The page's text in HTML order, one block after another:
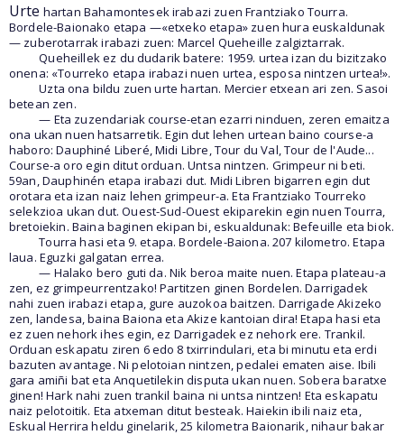
Urte hartan Bahamontesek irabazi zuen Frantziako Tourra.
Bordele-Baionako etapa —«etxeko etapa» zuen hura euskaldunak
— zuberotarrak irabazi zuen: Marcel Queheille zalgiztarrak.
Queheillek ez du dudarik batere: 1959. urtea izan du bizitzako
onena: «Tourreko etapa irabazi nuen urtea, esposa nintzen urtea!».
Uzta ona bildu zuen urte hartan. Mercier etxean ari zen. Sasoi
betean zen.
— Eta zuzendariak course-etan ezarri ninduen, zeren emaitza
ona ukan nuen hatsarretik. Egin dut lehen urtean baino course-a
haboro: Dauphiné Liberé, Midi Libre, Tour du Val, Tour de l'Aude...
Course-a oro egin ditut orduan. Untsa nintzen. Grimpeur ni beti.
59an, Dauphinén etapa irabazi dut. Midi Libren bigarren egin dut
orotara eta izan naiz lehen grimpeur-a. Eta Frantziako Tourreko
selekzioa ukan dut. Ouest-Sud-Ouest ekiparekin egin nuen Tourra,
bretoiekin. Baina baginen ekipan bi, eskualdunak: Befeuille eta biok.
Tourra hasi eta 9. etapa. Bordele-Baiona. 207 kilometro. Etapa
laua. Eguzki galgatan errea.
— Halako bero guti da. Nik beroa maite nuen. Etapa plateau-a
zen, ez grimpeurrentzako! Partitzen ginen Bordelen. Darrigadek
nahi zuen irabazi etapa, gure auzokoa baitzen. Darrigade Akizeko
zen, landesa, baina Baiona eta Akize kantoian dira! Etapa hasi eta
ez zuen nehork ihes egin, ez Darrigadek ez nehork ere. Trankil.
Orduan eskapatu ziren 6 edo 8 txirrindulari, eta bi minutu eta erdi
bazuten avantage. Ni pelotoian nintzen, pedalei ematen aise. Ibili
gara amiñi bat eta Anquetilekin disputa ukan nuen. Sobera baratxe
ginen! Hark nahi zuen trankil baina ni untsa nintzen! Eta eskapatu
naiz pelotoitik. Eta atxeman ditut besteak. Haiekin ibili naiz eta,
Eskual Herrira heldu ginelarik, 25 kilometra Baionarik, nihaur bakar